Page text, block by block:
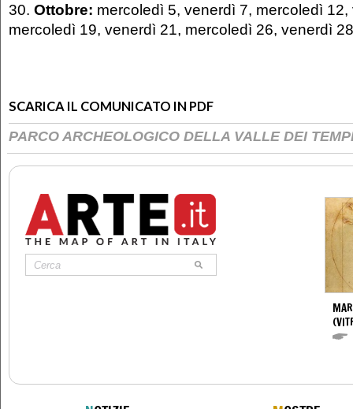
30. Ottobre: mercoledì 5, venerdì 7, mercoledì
mercoledì 19, venerdì 21, mercoledì 26, venerdì
SCARICA IL COMUNICATO IN PDF
PARCO ARCHEOLOGICO DELLA VALLE DEI